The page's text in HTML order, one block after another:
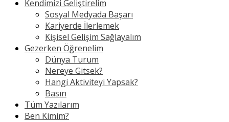
Kendimizi Geliştirelim
Sosyal Medyada Başarı
Kariyerde İlerlemek
Kişisel Gelişim Sağlayalım
Gezerken Öğrenelim
Dünya Turum
Nereye Gitsek?
Hangi Aktiviteyi Yapsak?
Basın
Tüm Yazılarım
Ben Kimim?